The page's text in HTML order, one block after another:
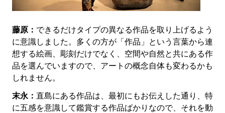
藤原： できるだけタイプの異なる作品を取り上げるよう
に意識しました。多くの方が「作品」という言葉から連
想する絵画、彫刻だけでなく、空間や自然と共にある作
品を選んでいますので、アートの概念自体も変わるかも
しれません。
末永： 直島にある作品は、最初にもお伝えした通り、特
に五感を意識して鑑賞する作品ばかりなので、それを動